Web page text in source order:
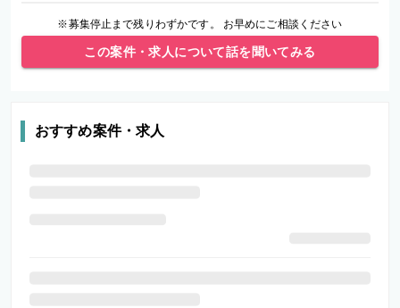
※募集停止まで残りわずかです。 お早めにご相談ください
この案件・求人について話を聞いてみる
おすすめ案件・求人